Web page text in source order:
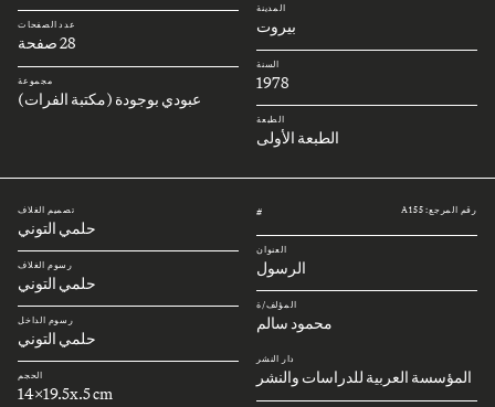
المدينة
بيروت
السنة
1978
الطبعة
الطبعة الأولى
عدد الصفحات
28 صفحة
مجموعة
عبودي بوجودة (مكتبة الفرات)
رقم المرجع: A155 #
العنوان
الرسول
المؤلف/ة
محمود سالم
دار النشر
المؤسسة العربية للدراسات والنشر
تصميم الغلاف
حلمي التوني
رسوم الغلاف
حلمي التوني
رسوم الداخل
حلمي التوني
الحجم
14x19.5x.5 cm